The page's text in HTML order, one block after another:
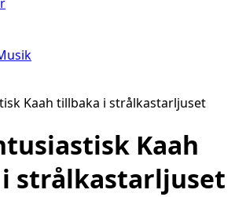
Kaah
strålkastarljuset